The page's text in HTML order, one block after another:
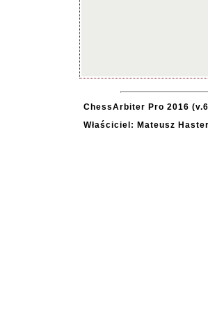
ChessArbiter Pro 2016
Właściciel: Mateusz